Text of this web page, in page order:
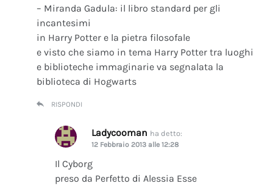
– Miranda Gadula: il libro standard per gli
incantesimi
in Harry Potter e la pietra filosofale
e visto che siamo in tema Harry Potter tra luoghi
e biblioteche immaginarie va segnalata la
biblioteca di Hogwarts
RISPONDI
Ladycooman ha detto:
12 Febbraio 2013 alle 12:28
Il Cyborg
preso da Perfetto di Alessia Esse